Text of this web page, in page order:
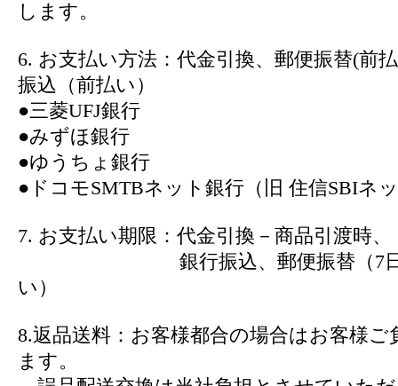
します。
6. お支払い方法：代金引換、郵便振替(前
振込（前払い）
●三菱UFJ銀行
●みずほ銀行
●ゆうちょ銀行
●ドコモSMTBネット銀行（旧 住信SBIネ
7. お支払い期限：代金引換－商品引渡時、
銀行振込、郵便振替（7日
い）
8.返品送料：お客様都合の場合はお客様ご
ます。